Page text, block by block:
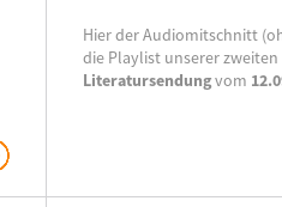
Hier der Audiomitschnitt
die Playlist unserer zweiten
Literatursendungvom